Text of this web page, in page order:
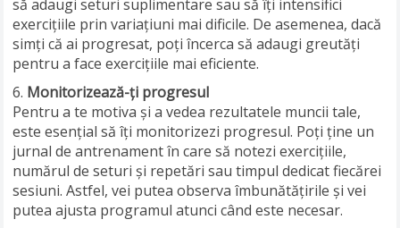
să adaugi seturi suplimentare sau să îți intensifici
exercițiile prin variațiuni mai dificile. De asemenea, dacă
simți că ai progresat, poți încerca să adaugi greutăți
pentru a face exercițiile mai eficiente.
Monitorizează-ți progresul
Pentru a te motiva și a vedea rezultatele muncii tale,
este esențial să îți monitorizezi progresul. Poți ține un
jurnal de antrenament în care să notezi exercițiile,
numărul de seturi și repetări sau timpul dedicat fiecărei
sesiuni. Astfel, vei putea observa îmbunătățirile și vei
putea ajusta programul atunci când este necesar.